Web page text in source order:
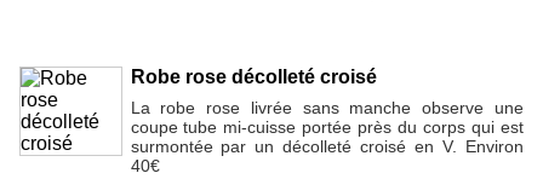
Robe rose décolleté croisé
La robe rose livrée sans manche observe une
coupe tube mi-cuisse portée près du corps qui est
surmontée par un décolleté croisé en V. Environ
40€